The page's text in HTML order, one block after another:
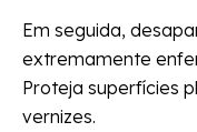
Em seguida,
extremamente
Proteja superfícies
vernizes.